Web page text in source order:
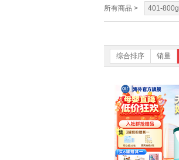
所有商品 > 401-800g
综合排序 销量